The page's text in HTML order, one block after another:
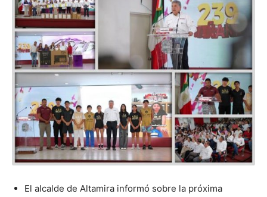
El alcalde de Altamira informó sobre la próxima